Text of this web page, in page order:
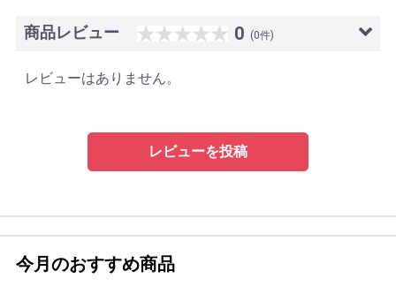
商品レビュー 0 (0件)
レビューはありません。
レビューを投稿
今月のおすすめ商品